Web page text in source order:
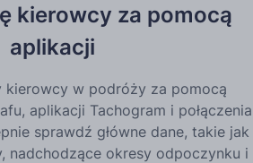
kierowcy za pomocą
aplikacji
kierowcy w podróży za pomocą
aplikacji Tachogram i połączenia
sprawdź główne dane, takie jak
nadchodzące okresy odpoczynku i